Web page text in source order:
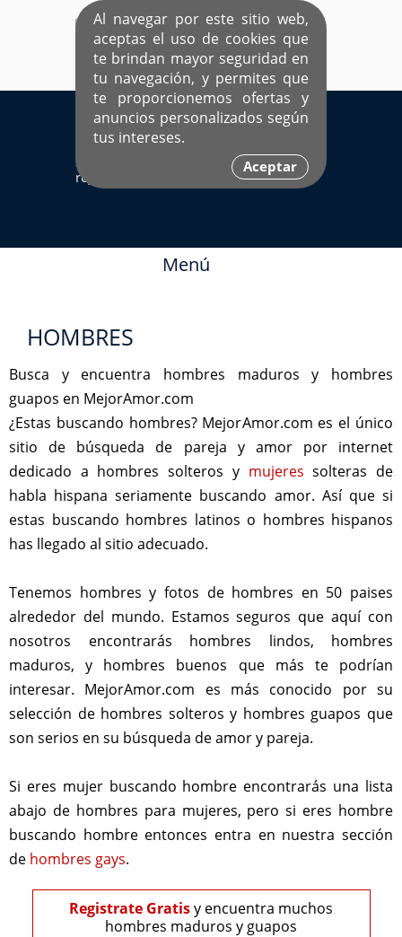
Al navegar por este sitio web,
aceptas el uso de cookies que
te brindan mayor seguridad en
tu navegación, y permites que
te proporcionemos ofertas y
anuncios personalizados según
tus intereses.
Aceptar
EL ÚNICO SITIO DEDICADO A SOLTEROS
HISPANOS COMO TÚ
Ingresa aquí
Sí ya estás
registrado
Menú
HOMBRES
Busca y encuentra hombres maduros y hombres
guapos en MejorAmor.com
¿Estas buscando hombres? MejorAmor.com es el único
sitio de búsqueda de pareja y amor por internet
dedicado a hombres solteros y mujeres solteras de
habla hispana seriamente buscando amor. Así que si
estas buscando hombres latinos o hombres hispanos
has llegado al sitio adecuado.
Tenemos hombres y fotos de hombres en 50 paises
alrededor del mundo. Estamos seguros que aquí con
nosotros encontrarás hombres lindos, hombres
maduros, y hombres buenos que más te podrían
interesar. MejorAmor.com es más conocido por su
selección de hombres solteros y hombres guapos que
son serios en su búsqueda de amor y pareja.
Si eres mujer buscando hombre encontrarás una lista
abajo de hombres para mujeres, pero si eres hombre
buscando hombre entonces entra en nuestra sección
de hombres gays.
Registrate Gratisy encuentra muchos
hombres maduros y guapos